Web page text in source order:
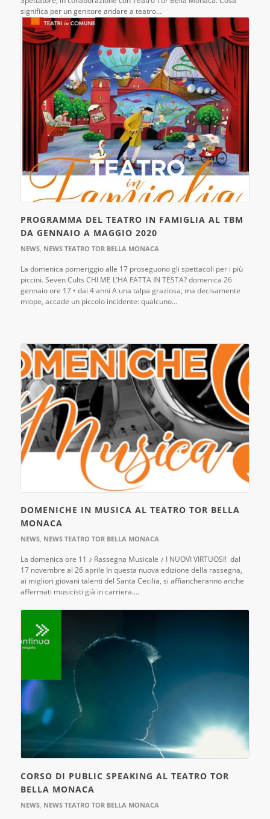
significa per un genitore andare a teatro…
PROGRAMMA DEL TEATRO IN FAMIGLIA AL TBM
DA GENNAIO A MAGGIO 2020
NEWS, NEWS TEATRO TOR BELLA MONACA
La domenica pomeriggio alle 17 proseguono gli spettacoli per i più
piccini. Seven Cults CHI ME L’HA FATTA IN TESTA? domenica 26
gennaio ore 17 • dai 4 anni A una talpa graziosa, ma decisamente
miope, accade un piccolo incidente: qualcuno…
DOMENICHE IN MUSICA AL TEATRO TOR BELLA
MONACA
NEWS, NEWS TEATRO TOR BELLA MONACA
La domenica ore 11 ♪ Rassegna Musicale ♪ I NUOVI VIRTUOSI! dal
17 novembre al 26 aprile In questa nuova edizione della rassegna,
ai migliori giovani talenti del Santa Cecilia, si affiancheranno anche
affermati musicisti già in carriera.…
CORSO DI PUBLIC SPEAKING AL TEATRO TOR
BELLA MONACA
NEWS, NEWS TEATRO TOR BELLA MONACA